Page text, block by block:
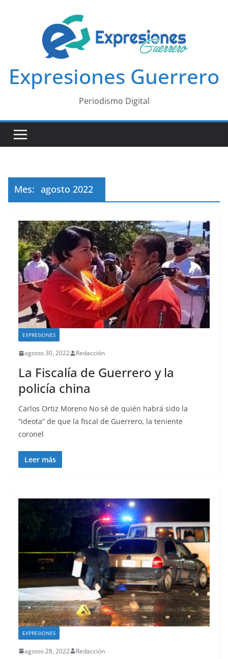
Expresiones Guerrero
Periodismo Digital
Mes: agosto 2022
EXPRESIONES
agosto 30, 2022 Redacción
La Fiscalía de Guerrero y la
policía china
Carlos Ortiz Moreno No sé de quién habrá sido la
“ideota” de que la fiscal de Guerrero, la teniente
coronel
Leer más
EXPRESIONES
agosto 28, 2022 Redacción